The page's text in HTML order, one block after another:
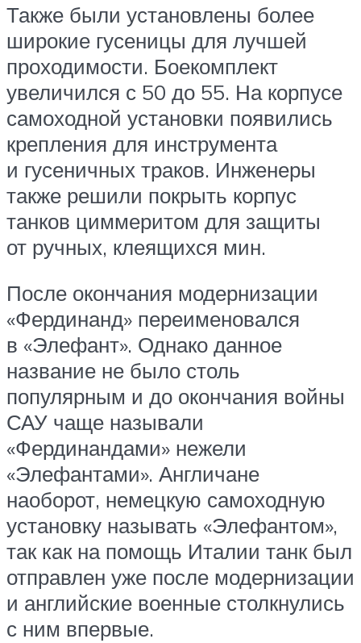
Также были установлены более
широкие гусеницы для лучшей
проходимости. Боекомплект
увеличился с 50 до 55. На корпусе
самоходной установки появились
крепления для инструмента
и гусеничных траков. Инженеры
также решили покрыть корпус
танков циммеритом для защиты
от ручных, клеящихся мин.
После окончания модернизации
«Фердинанд» переименовался
в «Элефант». Однако данное
название не было столь
популярным и до окончания войны
САУ чаще называли
«Фердинандами» нежели
«Элефантами». Англичане
наоборот, немецкую самоходную
установку называть «Элефантом»,
так как на помощь Италии танк был
отправлен уже после модернизации
и английские военные столкнулись
с ним впервые.